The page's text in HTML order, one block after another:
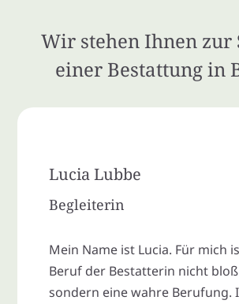
Wir stehen Ihnen zur
einer Bestattung in
Lucia Lubbe
Begleiterin
Mein Name ist Lucia. Für mich
Beruf der Bestatterin nicht bloß
sondern eine wahre Berufung.